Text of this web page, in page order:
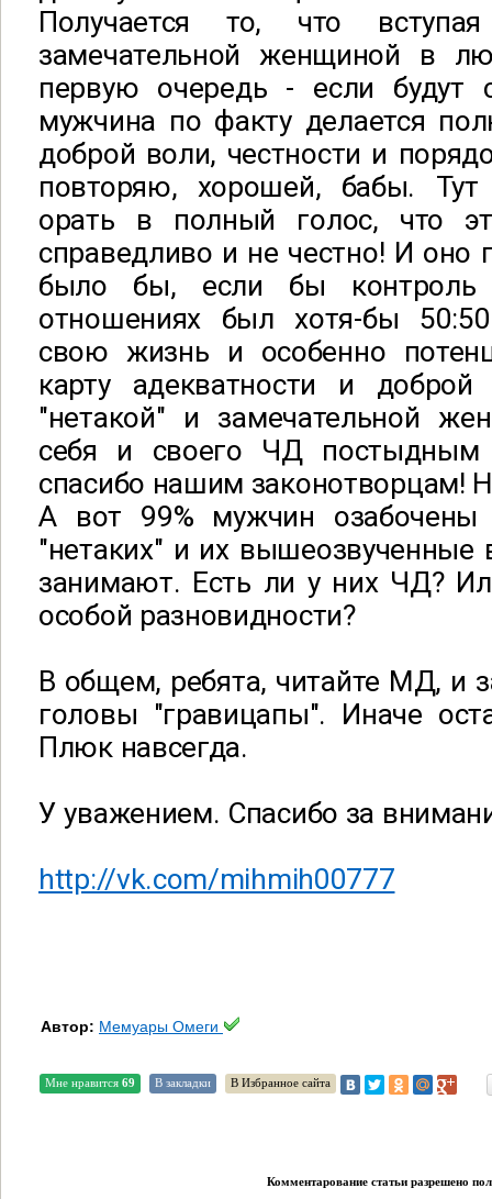
Получается то, что
замечательной женщиной в
первую очередь - если будут
мужчина по факту делается
доброй воли, честности и
повторяю, хорошей, бабы.
орать в полный голос, что
справедливо и не честно! И оно
было бы, если бы контроль
отношениях был хотя-бы
свою жизнь и особенно
карту адекватности и
"нетакой" и замечательной
себя и своего ЧД постыдным
спасибо нашим законотворцам!
А вот 99% мужчин озабочены
"нетаких" и их
занимают. Есть ли у них ЧД?
особой разновидности?
В общем, ребята, читайте МД, и
головы "гравицапы". Иначе
Плюк навсегда.
У уважением. Спасибо за
http://vk.com/mihmih00777
Автор: Мемуары Омеги
Мне нравится 69 В закладки В Избранное сайта
Комментарование статьи разрешено